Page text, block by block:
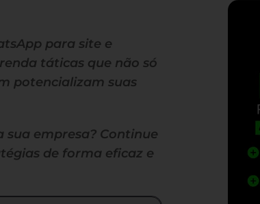
para site e
táticas que não só
potencializam suas
empresa? Continue
de forma eficaz e